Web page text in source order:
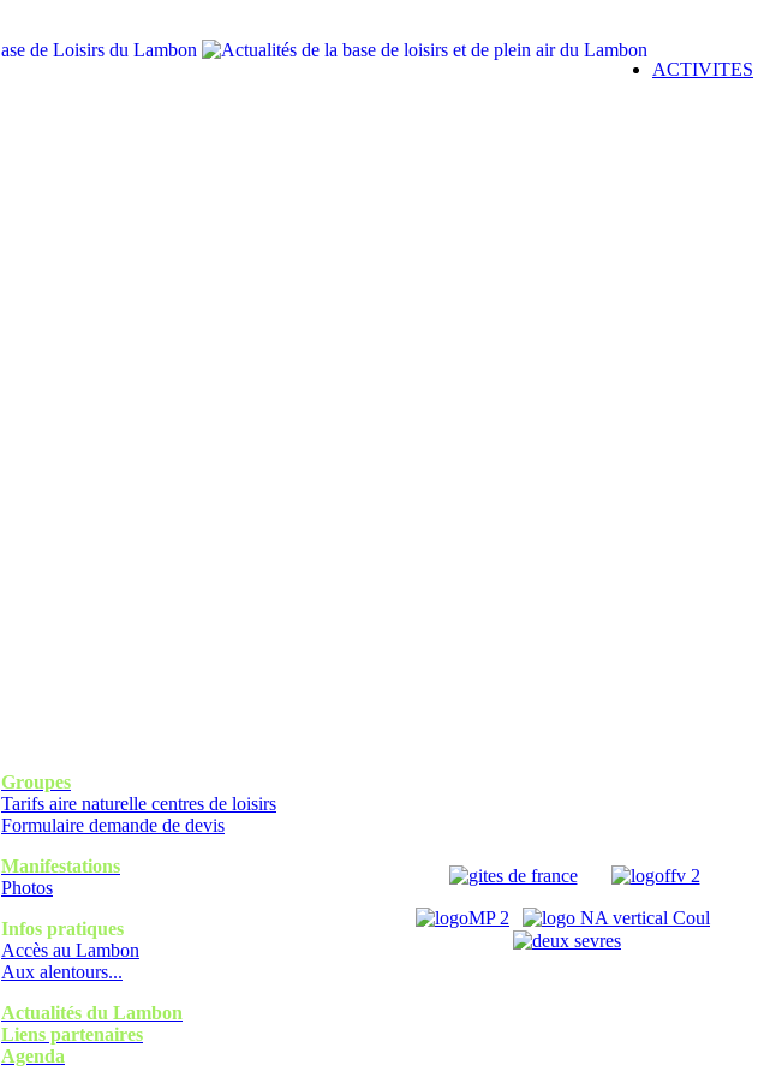
ACTIVITES
Groupes
Tarifs aire naturelle centres de loisirs
Formulaire demande de devis
Manifestations
Photos
Infos pratiques
Accès au Lambon
Aux alentours...
Actualités du Lambon
Liens partenaires
Agenda